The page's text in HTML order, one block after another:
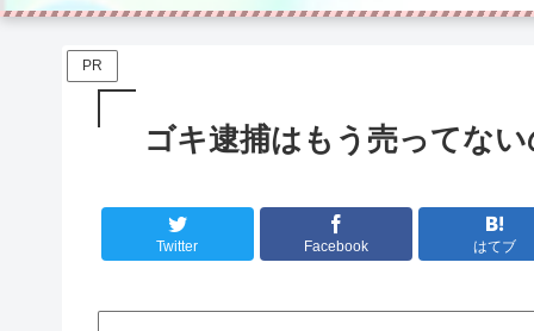
PR
ゴキ逮捕はもう売ってな
Twitter Facebook はてブ